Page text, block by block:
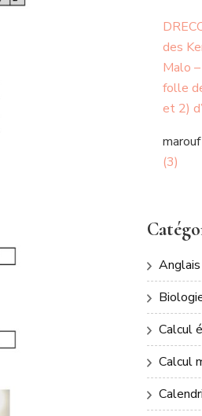
des
Malo
folle
et 2)
marouf
(3)
Anglais
Calcul
Calcul